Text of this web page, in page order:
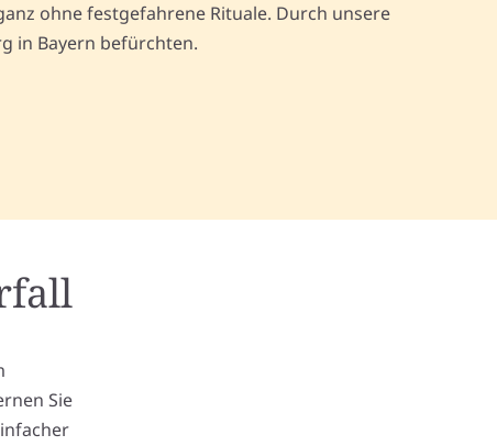
ohne festgefahrene Rituale. Durch unsere
in Bayern befürchten.
Sie